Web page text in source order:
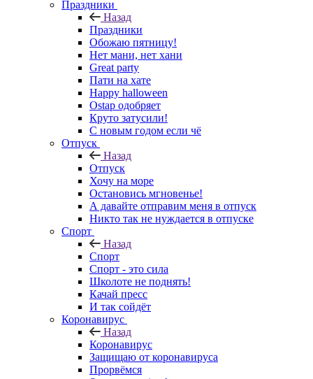
Праздники
Назад
Праздники
Обожаю пятницу!
Нет мани, нет хани
Great party
Пати на хате
Happy halloween
Ostap одобряет
Круто затусили!
С новым годом если чё
Отпуск
Назад
Отпуск
Хочу на море
Остановись мгновенье!
А давайте отправим меня в отпуск
Никто так не нуждается в отпуске
Спорт
Назад
Спорт
Спорт - это сила
Школоте не поднять!
Качай пресс
И так сойдёт
Коронавирус
Назад
Коронавирус
Защищаю от коронавируса
Прорвёмся